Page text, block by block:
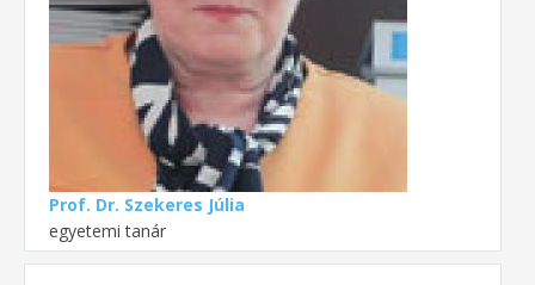
Prof. Dr. Szekeres Júlia
egyetemi tanár